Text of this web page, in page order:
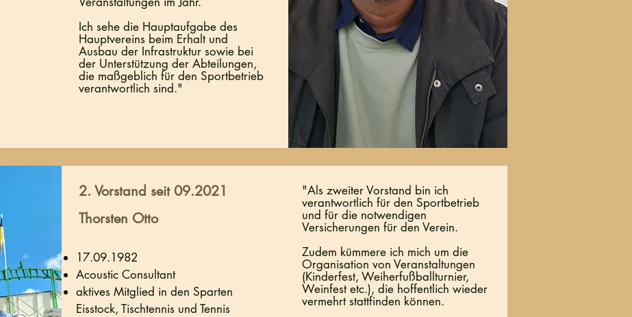
Sie einfach auf „Text bearbeiten“ oder doppelklicken Sie, um Ihren Inhalt
hinzuzufügen und die Fonts zu ändern.
Ich sehe die Hauptaufgabe des
Hauptvereins beim Erhalt und
Ausbau der Infrastruktur sowie bei
der Unterstützung der Abteilungen,
die maßgeblich für den Sportbetrieb
verantwortlich sind."
17.09.1982
Acoustic Consultant
aktives Mitglied in den Sparten
Eisstock, Tischtennis und Tennis
"Als zweiter Vorstand bin ich
verantwortlich für den Sportbetrieb
und für die notwendigen
Versicherungen für den Verein.
Zudem kümmere ich mich um die
Organisation von Veranstaltungen
(Kinderfest, Weiherfußballturnier,
Weinfest etc.), die hoffentlich wieder
vermehrt stattfinden können.
2. Vorstand seit 09.2021
Thorsten Otto